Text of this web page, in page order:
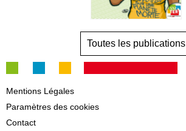
Toutes les publications
Mentions Légales
Paramètres des cookies
Contact